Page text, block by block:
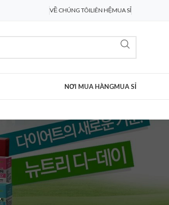
VỀ CHÚNG TÔILIÊN HỆMUA SỈ
NƠI MUA HÀNGMUA SỈ